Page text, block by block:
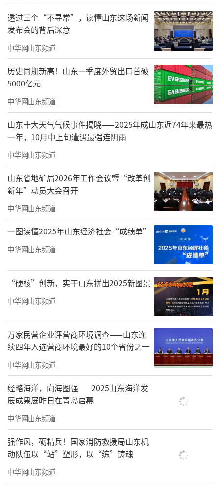
此次文艺演出活动，既为乡村增添了喜庆
怀，为乡村振兴注入了强大的精神动力。
责任编辑：孙秀青
透过三个“不寻常”，读懂山东这场新闻
发布会的背后深意
中华网山东频道
历史同期新高！山东一季度外贸出口首破
5000亿元
中华网山东频道
山东十大天气气候事件揭晓——2025年成山东近74年来最热
一年，10月中上旬遭遇最强连阴雨
中华网山东频道
山东省地矿局2026年工作会议暨“改革创
新年”动员大会召开
中华网山东频道
一图读懂2025年山东经济社会“成绩单”
中华网山东频道
“硬核”创新，实干山东拼出2025新图景
中华网山东频道
万家民营企业评营商环境调查——山东连
续四年入选营商环境最好的10个省份之一
中华网山东频道
经略海洋，向海图强——2025山东海洋发
展成果展昨日在青岛启幕
中华网山东频道
强作风，砺精兵！国家消防救援局山东机
动队伍以“站”塑形，以“练”铸魂
中华网山东频道